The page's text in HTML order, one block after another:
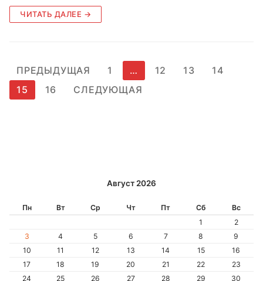
ЧИТАТЬ ДАЛЕЕ →
Пагинация
записей
ПРЕДЫДУЩАЯ 1 … 12 13
14
15
16 СЛЕДУЮЩАЯ
Август 2026
Пн Вт Ср Чт Пт Сб
Вс
1
2
3
4 5 6 7 8
9
10
11 12 13 14 15
16
17
18 19 20 21 22
23
24
25 26 27 28 29 30